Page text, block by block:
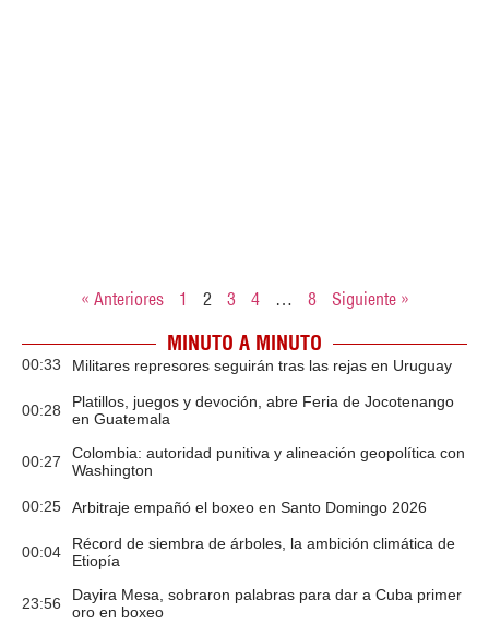
« Anteriores 1 2 3 4 … 8 Siguiente »
MINUTO A MINUTO
00:33 Militares represores seguirán tras las rejas en Uruguay
00:28
Platillos, juegos y devoción, abre Feria de Jocotenango
en Guatemala
00:27
Colombia: autoridad punitiva y alineación geopolítica con
Washington
00:25 Arbitraje empañó el boxeo en Santo Domingo 2026
00:04
Récord de siembra de árboles, la ambición climática de
Etiopía
23:56
Dayira Mesa, sobraron palabras para dar a Cuba primer
oro en boxeo